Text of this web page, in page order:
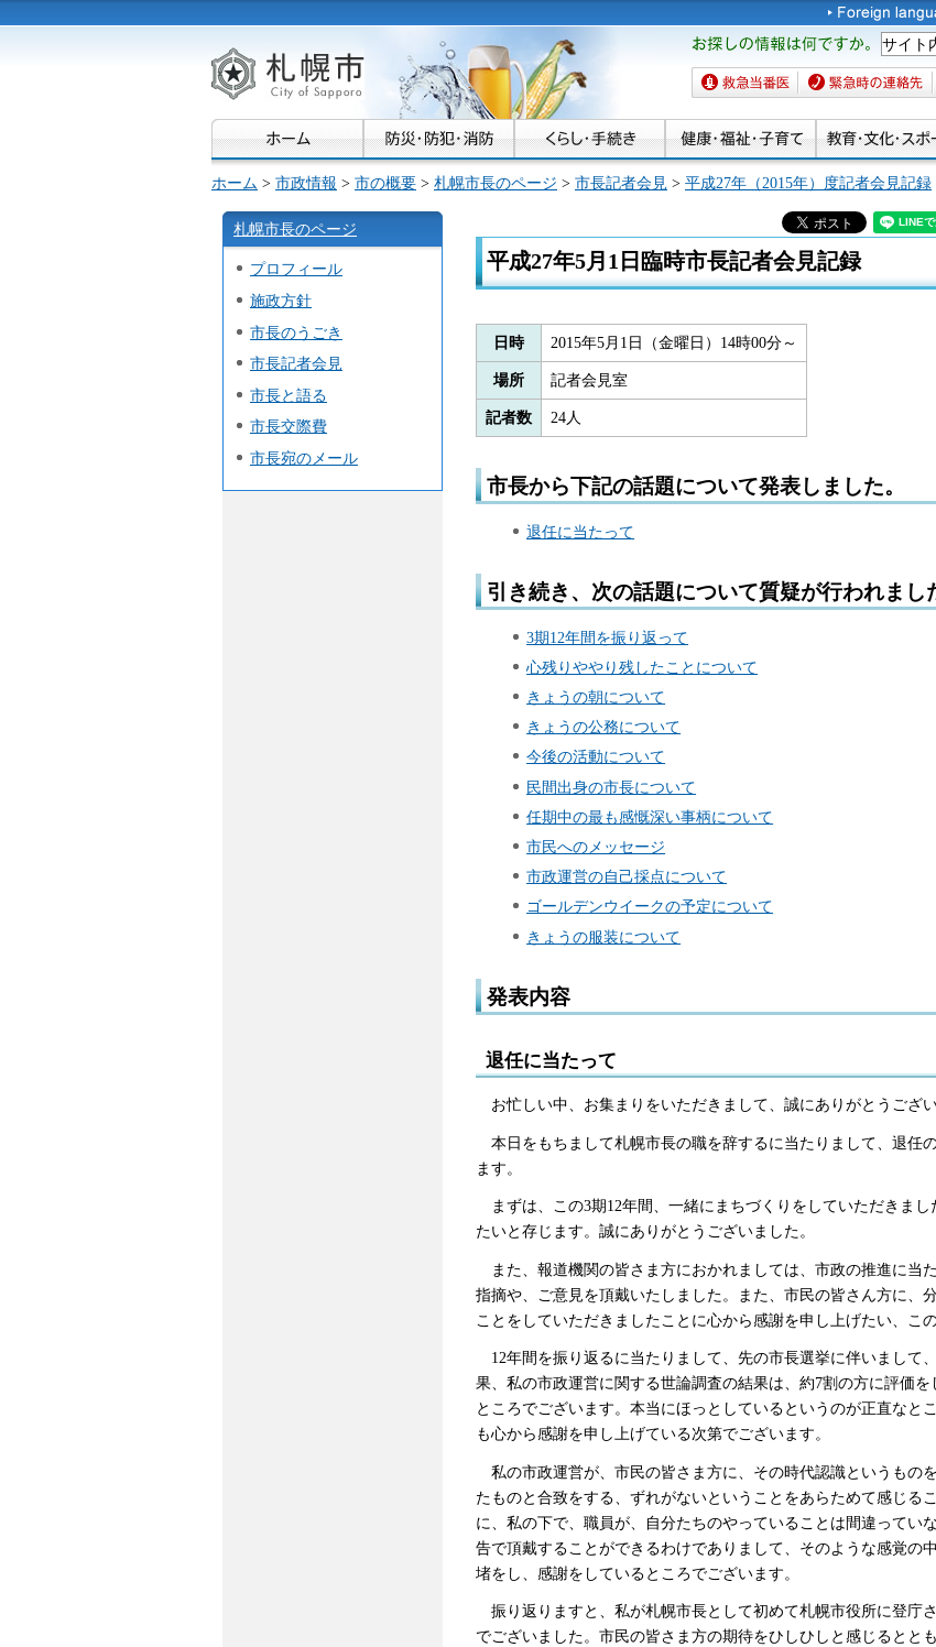
札幌市
お探しの情報は何です
か。
救急当番医 緊急時の連絡先
ホーム > 市政情報 > 市の概要 > 札幌市長のページ > 市長記者会見 > 平成27年（2015年）度記者会見記録
札幌市長のページ
プロフィール
施政方針
市長のうごき
市長記者会見
市長と語る
市長交際費
市長宛のメール
平成27年5月1日臨時市長記者会見記録
日時 2015年5月1日（金曜日）14時00分～
場所 記者会見室
記者数 24人
市長から下記の話題について発表しました。
退任に当たって
引き続き、次の話題について質疑が行われまし
3期12年間を振り返って
心残りややり残したことについて
きょうの朝について
きょうの公務について
今後の活動について
民間出身の市長について
任期中の最も感慨深い事柄について
市民へのメッセージ
市政運営の自己採点について
ゴールデンウイークの予定について
きょうの服装について
発表内容
退任に当たって
お忙しい中、お集まりをいただきまして、誠にありがとうござい
本日をもちまして札幌市長の職を辞するに当たりまして、退任
ます。
まずは、この3期12年間、一緒にまちづくりをしていただきま
たいと存じます。誠にありがとうございました。
また、報道機関の皆さま方におかれましては、市政の推進に当
指摘や、ご意見を頂戴いたしました。また、市民の皆さん方に、
ことをしていただきましたことに心から感謝を申し上げたい、こ
12年間を振り返るに当たりまして、先の市長選挙に伴いまして
果、私の市政運営に関する世論調査の結果は、約7割の方に評価
ところでございます。本当にほっとしているというのが正直なと
も心から感謝を申し上げている次第でございます。
私の市政運営が、市民の皆さま方に、その時代認識というもの
たものと合致をする、ずれがないということをあらためて感じる
に、私の下で、職員が、自分たちのやっていることは間違ってい
告で頂戴することができるわけでありまして、そのような感覚の
堵をし、感謝をしているところでございます。
振り返りますと、私が札幌市長として初めて札幌市役所に登庁
でございました。市民の皆さま方の期待をひしひしと感じるとと